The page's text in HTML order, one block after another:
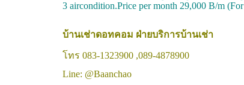
3 aircondition.Price per month 29,000 B/m
บ้านเช่าดอทคอม ฝ่ายบริการบ้านเช่า
โทร 083-1323900 ,089-4878900
Line: @Baanchao